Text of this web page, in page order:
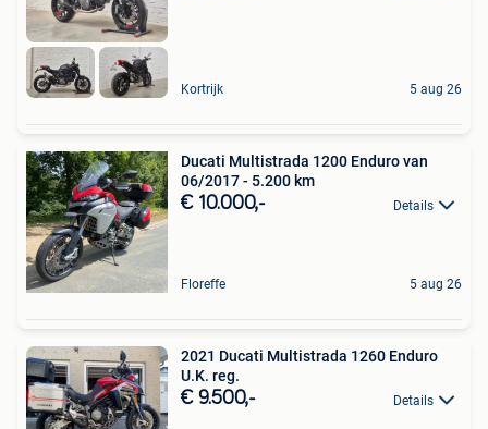
Kortrijk 5 aug 26
Ducati Multistrada 1200 Enduro van
06/2017 - 5.200 km
€ 10.000,- Details
Floreffe 5 aug 26
2021 Ducati Multistrada 1260 Enduro
U.K. reg.
€ 9.500,- Details